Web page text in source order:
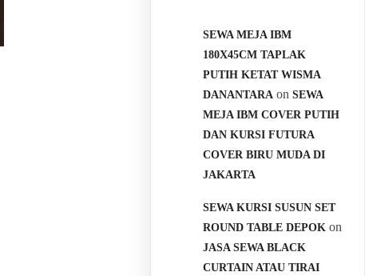
SEWA MEJA IBM
180X45CM TAPLAK
PUTIH KETAT WISMA
DANANTARA onSEWA
MEJA IBM COVER PUTIH
DAN KURSI FUTURA
COVER BIRU MUDA DI
JAKARTA
SEWA KURSI SUSUN SET
ROUND TABLE DEPOK on
JASA SEWA BLACK
CURTAIN ATAU TIRAI